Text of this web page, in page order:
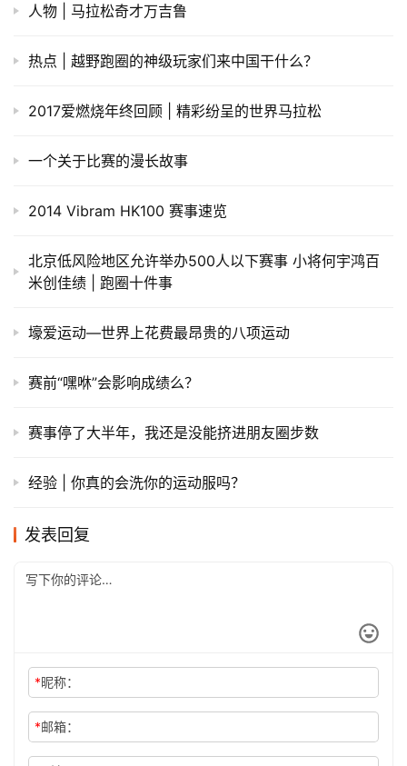
人物 | 马拉松奇才万吉鲁
热点 | 越野跑圈的神级玩家们来中国干什么？
2017爱燃烧年终回顾 | 精彩纷呈的世界马拉松
一个关于比赛的漫长故事
2014 Vibram HK100 赛事速览
北京低风险地区允许举办500人以下赛事 小将何宇鸿百
米创佳绩 | 跑圈十件事
壕爱运动—世界上花费最昂贵的八项运动
赛前“嘿咻”会影响成绩么？
赛事停了大半年，我还是没能挤进朋友圈步数
经验 | 你真的会洗你的运动服吗？
发表回复
*昵称：
*邮箱：